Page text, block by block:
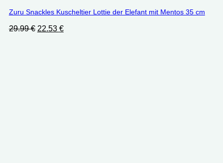
Zuru Snackles Kuscheltier Lottie der Elefant mit Mentos 35 cm
29.99€ Ursprünglicher
22.53 €Aktueller